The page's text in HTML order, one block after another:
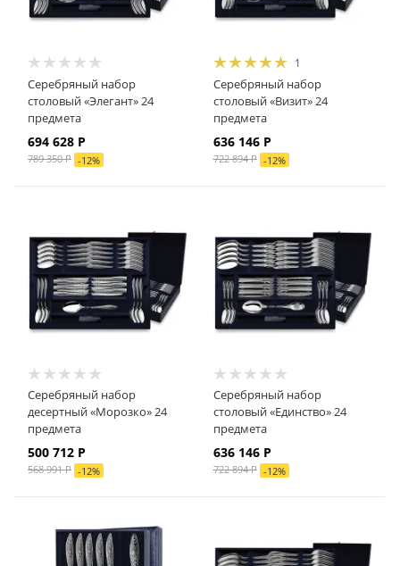
Серебряный набор
столовый «Элегант» 24
предмета
694 628 Р
789 350Р -12%
1
Серебряный набор
столовый «Визит» 24
предмета
636 146Р
722 894Р -12%
Серебряный набор
десертный «Морозко» 24
предмета
500 712 Р
568 991Р -12%
Серебряный набор
столовый «Единство» 24
предмета
636 146Р
722 894Р -12%